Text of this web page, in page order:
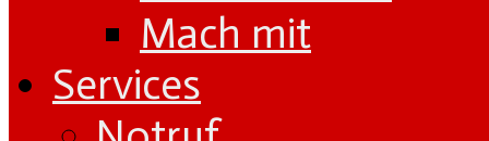
Mach mit
Services